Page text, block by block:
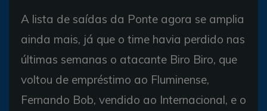
A lista de saídas da Ponte agora se amplia
ainda mais, já que o time havia perdido nas
últimas semanas o atacante Biro Biro, que
voltou de empréstimo ao Fluminense,
Fernando Bob, vendido ao Internacional, e o